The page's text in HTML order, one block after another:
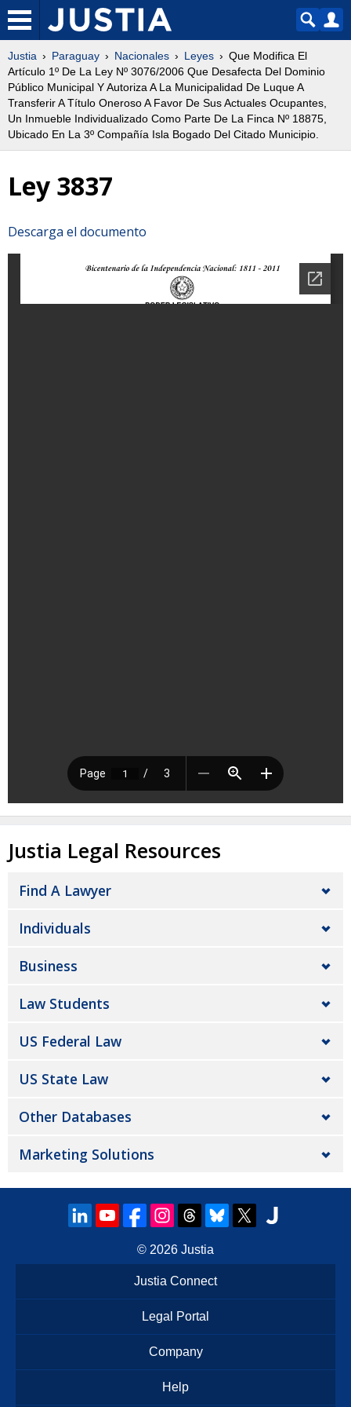
Justia Paraguay Nacionales Leyes
Que Modifica El
Artículo 1º De La Ley Nº 3076/2006 Que Desafecta Del Dominio
Público Municipal Y Autoriza A La Municipalidad De Luque A
Transferir A Título Oneroso A Favor De Sus Actuales Ocupantes,
Un Inmueble Individualizado Como Parte De La Finca Nº 18875,
Ubicado En La 3º Compañía Isla Bogado Del Citado Municipio.
Ley 3837
Descarga el documento
Justia Legal Resources
Find A Lawyer
Individuals
Business
Law Students
US Federal Law
US State Law
Other Databases
Marketing Solutions
© 2026 Justia
Justia Connect
Legal Portal
Company
Help